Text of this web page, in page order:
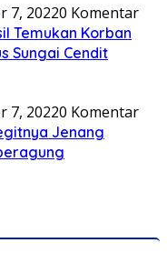
7, 20220 Komentar
Temukan Korban
Sungai Cendit
7, 20220 Komentar
Jenang